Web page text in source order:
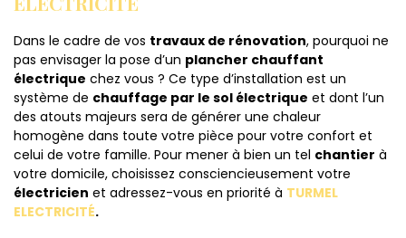
Dans le cadre de vos travaux de rénovation, pourquoi ne
pas envisager la pose d’un plancher chauffant
électrique chez vous ? Ce type d’installation est un
système de chauffage par le sol électrique et dont l’un
des atouts majeurs sera de générer une chaleur
homogène dans toute votre pièce pour votre confort et
celui de votre famille. Pour mener à bien un tel chantier à
votre domicile, choisissez consciencieusement votre
électricien et adressez-vous en priorité à TURMEL
ELECTRICITÉ.